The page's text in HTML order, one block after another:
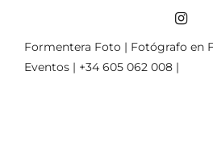
Formentera Foto | Fotógrafo en
Eventos | +34 605 062 008 |